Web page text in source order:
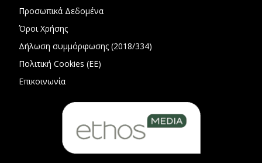
Προσωπικά Δεδομένα
Όροι Χρήσης
Δήλωση συμμόρφωσης (2018/334)
Πολιτική Cookies (ΕΕ)
Επικοινωνία